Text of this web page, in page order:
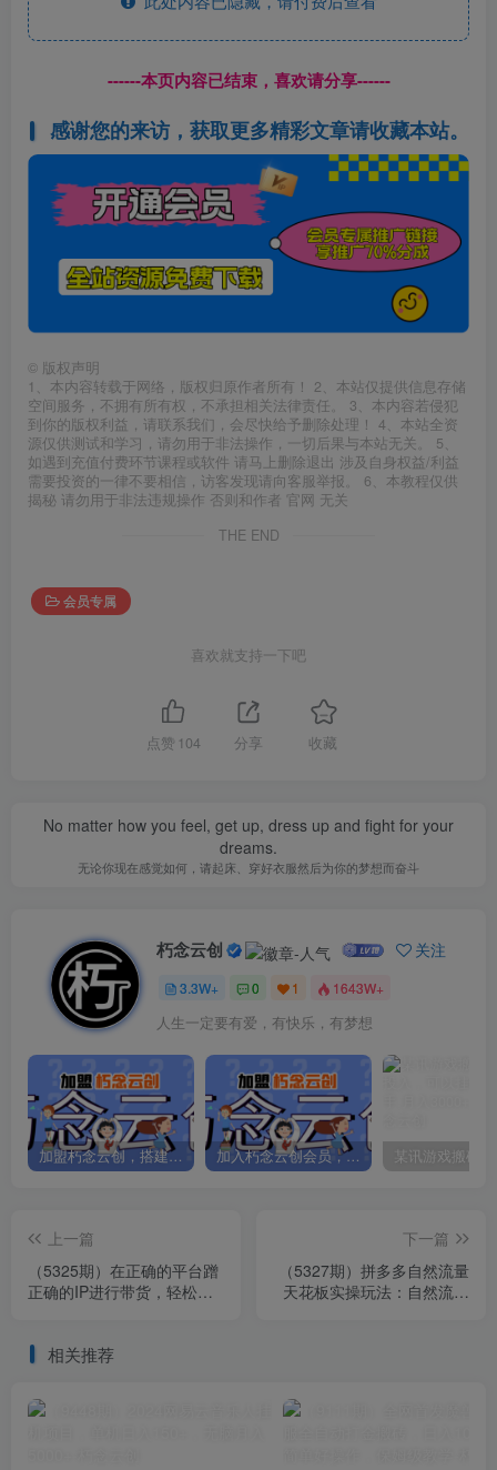
------本页内容已结束，喜欢请分享------
感谢您的来访，获取更多精彩文章请收藏本站。
© 版权声明
1、本内容转载于网络，版权归原作者所有！ 2、本站仅提供信息存储
空间服务，不拥有所有权，不承担相关法律责任。 3、本内容若侵犯
到你的版权利益，请联系我们，会尽快给予删除处理！ 4、本站全资
源仅供测试和学习，请勿用于非法操作，一切后果与本站无关。 5、
如遇到充值付费环节课程或软件 请马上删除退出 涉及自身权益/利益
需要投资的一律不要相信，访客发现请向客服举报。 6、本教程仅供
揭秘 请勿用于非法违规操作 否则和作者 官网 无关
THE END
会员专属
喜欢就支持一下吧
点赞 104 分享 收藏
No matter how you feel, get up, dress up and fight for your
dreams.
无论你现在感觉如何，请起床、穿好衣服然后为你的梦想而奋斗
朽念云创 关注
3.3W+ 0 1 1643W+
人生一定要有爱，有快乐，有梦想
加盟朽念云创，搭建同款项目资源站，实现日入2000+ 加入朽念云创会员，全站资源免费学习。
上一篇
（5325期）在正确的平台蹭
正确的IP进行带货，轻松月
下一篇
（5327期）拼多多自然流量
天花板实操玩法：自然流量
相关推荐